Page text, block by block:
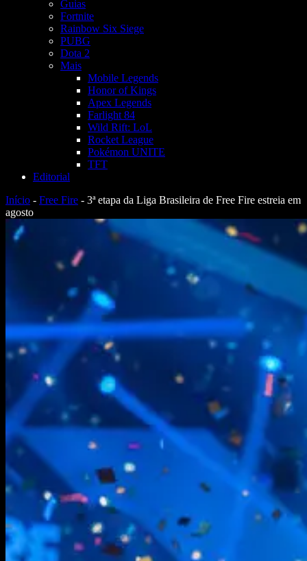
Guias
Fortnite
Rainbow Six Siege
PUBG
Dota 2
Mais
Mobile Legends
Honor of Kings
Apex Legends
Farlight 84
Wild Rift: LoL
Rocket League
Pokémon UNITE
TFT
Editorial
Início - Free Fire - 3ª etapa da Liga Brasileira de Free Fire estreia em
agosto